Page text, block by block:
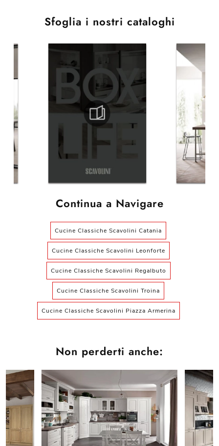
Sfoglia i nostri cataloghi
Continua a Navigare
Cucine Classiche Scavolini Catania
Cucine Classiche Scavolini Leonforte
Cucine Classiche Scavolini Regalbuto
Cucine Classiche Scavolini Troina
Cucine Classiche Scavolini Piazza Armerina
Non perderti anche: